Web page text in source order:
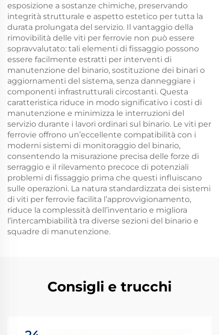
esposizione a sostanze chimiche, preservando
integrità strutturale e aspetto estetico per tutta la
durata prolungata del servizio. Il vantaggio della
rimovibilità delle viti per ferrovie non può essere
sopravvalutato: tali elementi di fissaggio possono
essere facilmente estratti per interventi di
manutenzione del binario, sostituzione dei binari o
aggiornamenti del sistema, senza danneggiare i
componenti infrastrutturali circostanti. Questa
caratteristica riduce in modo significativo i costi di
manutenzione e minimizza le interruzioni del
servizio durante i lavori ordinari sul binario. Le viti per
ferrovie offrono un’eccellente compatibilità con i
moderni sistemi di monitoraggio del binario,
consentendo la misurazione precisa delle forze di
serraggio e il rilevamento precoce di potenziali
problemi di fissaggio prima che questi influiscano
sulle operazioni. La natura standardizzata dei sistemi
di viti per ferrovie facilita l’approvvigionamento,
riduce la complessità dell’inventario e migliora
l’intercambiabilità tra diverse sezioni del binario e
squadre di manutenzione.
Consigli e trucchi